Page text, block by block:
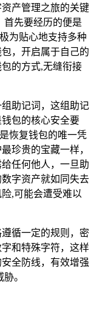
产管理之旅的关键
首先要经历的便是
为贴心地支持多种
，开启属于自己的
的方式,无缝衔接
助记词，这组助记
包的核心安全要
恢复钱包的唯一凭
珍贵的宝藏一样，
任何他人，一旦助
字资产就如同失去
,可能会遭受难以
循一定的规则，密
和特殊字符，这样
全防线，有效增强
。